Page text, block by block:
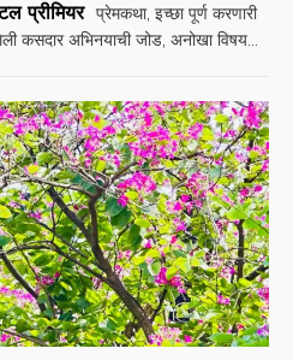
प्रीमियर प्रेमकथा, इच्छा पूर्ण करणारी
कसदार अभिनयाची जोड, अनोखा विषय...